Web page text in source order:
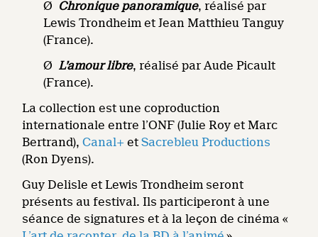
Ø Chronique panoramique, réalisé par
Lewis Trondheim et Jean Matthieu Tanguy
(France).
Ø L’amour libre, réalisé par Aude Picault
(France).
La collection est une coproduction
internationale entre l’ONF (Julie Roy et Marc
Bertrand),Canal+ etSacrebleu Productions
(Ron Dyens).
Guy Delisle et Lewis Trondheim seront
présents au festival. Ils participeront à une
séance de signatures et à la leçon de cinéma «